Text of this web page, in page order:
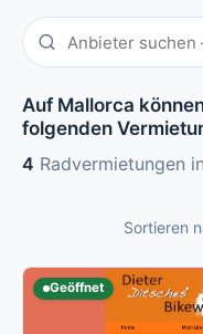
Auf Mallorca
folgenden
4 Radvermietungen
Sortieren
Geöffnet